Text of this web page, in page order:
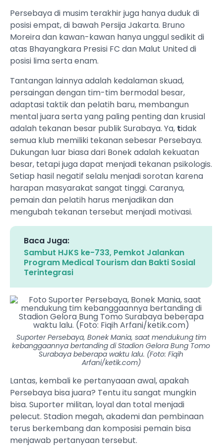
Persebaya di musim terakhir juga hanya duduk di
posisi empat, di bawah Persija Jakarta. Bruno
Moreira dan kawan-kawan hanya unggul sedikit di
atas Bhayangkara Presisi FC dan Malut United di
posisi lima serta enam.
Tantangan lainnya adalah kedalaman skuad,
persaingan dengan tim-tim bermodal besar,
adaptasi taktik dan pelatih baru, membangun
mental juara serta yang paling penting dan krusial
adalah tekanan besar publik Surabaya. Ya, tidak
semua klub memiliki tekanan sebesar Persebaya.
Dukungan luar biasa dari Bonek adalah kekuatan
besar, tetapi juga dapat menjadi tekanan psikologis.
Setiap hasil negatif selalu menjadi sorotan karena
harapan masyarakat sangat tinggi. Caranya,
pemain dan pelatih harus menjadikan dan
mengubah tekanan tersebut menjadi motivasi.
Baca Juga:
Sambut HJKS ke-733, Pemkot Jalankan
Program Medical Tourism dan Bakti Sosial
Terintegrasi
Suporter Persebaya, Bonek Mania, saat mendukung tim
kebanggaannya bertanding di Stadion Gelora Bung Tomo
Surabaya beberapa waktu lalu. (Foto: Fiqih
Arfani/ketik.com)
Lantas, kembali ke pertanyaaan awal, apakah
Persebaya bisa juara? Tentu itu sangat mungkin
bisa. Suporter militan, loyal dan total menjadi
pelecut. Stadion megah, akademi dan pembinaan
terus berkembang dan komposisi pemain bisa
menjawab pertanyaan tersebut.